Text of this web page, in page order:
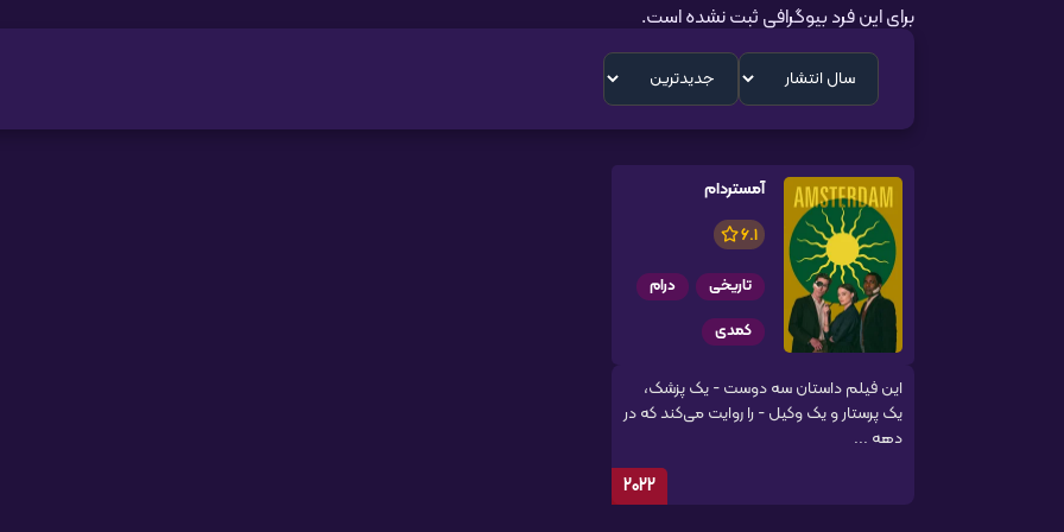
برای این فرد بیوگرافی ثبت نشده است.
آمستردام
6.1
تاریخی
درام
کمدی
این فیلم داستان سه دوست - یک پزشک،
یک پرستار و یک وکیل - را روایت می‌کند که در
دهه ...
2022